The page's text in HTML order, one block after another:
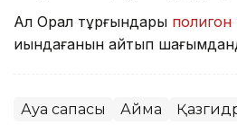
Ал Орал тұрғындары полигон
қиындағанын айтып
Ауа сапасы Аймақ